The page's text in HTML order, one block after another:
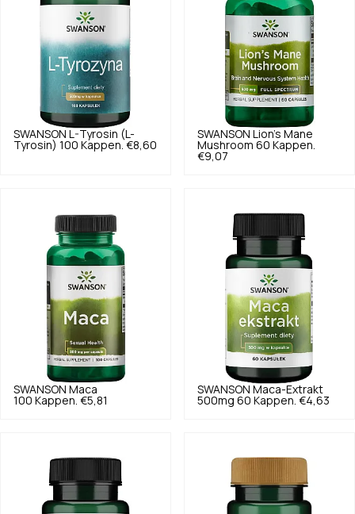
SWANSON L-Tyrosin (L-
Tyrosin) 100 Kappen. €8,60
SWANSON Lion's Mane
Mushroom 60 Kappen.
€9,07
SWANSON Maca
100 Kappen. €5,81
SWANSON Maca-Extrakt
500mg 60 Kappen. €4,63